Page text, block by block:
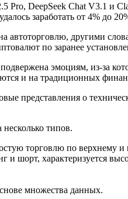
DeepSeek Chat V3.1 и
заработать от 4% до
автоторговлю, другими
по заранее
эмоциям, из-за
и на традиционных
представления о
типов.
торговлю по верхнему
и шорт, характеризуется
множества данных.